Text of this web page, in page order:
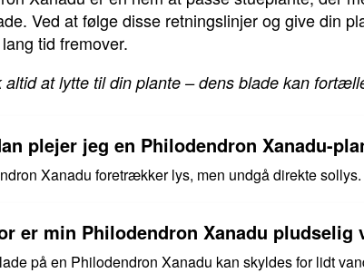
Ved at følge disse retningslinjer og give din
tid fremover.
altid at lytte til din plante – dens blade kan
plejer jeg en Philodendron Xanadu-
Xanadu foretrækker lys, men undgå direkte
er min Philodendron Xanadu pludselig
på en Philodendron Xanadu kan skyldes for lidt